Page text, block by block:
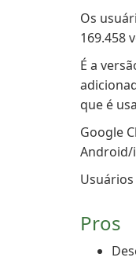
Os
169.458
É a
que é
Google
Android/
Pros